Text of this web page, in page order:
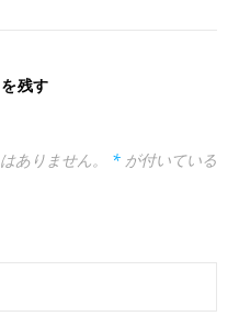
残す
ありません。 * が付いている